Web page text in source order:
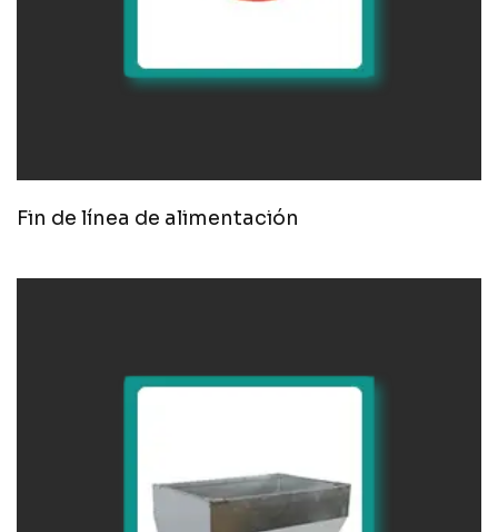
Fin de línea de alimentación